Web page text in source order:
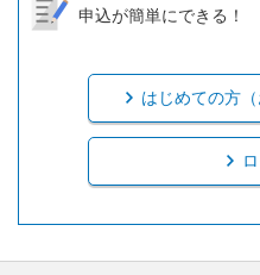
申込が簡単にできる！
はじめての方（